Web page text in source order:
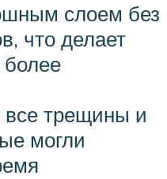
слоем без
что делает
все трещины и
могли